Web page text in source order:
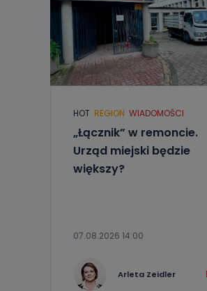
HOT REGION WIADOMOŚCI
„Łącznik” w remoncie.
Urząd miejski będzie
większy?
07.08.2026 14:00
Arleta Zeidler